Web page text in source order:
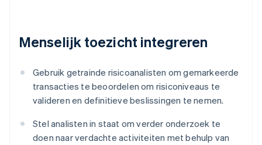
Menselijk toezicht integreren
Gebruik getrainde risicoanalisten om gemarkeerde
transacties te beoordelen om risiconiveaus te
valideren en definitieve beslissingen te nemen.
Stel analisten in staat om verder onderzoek te
doen naar verdachte activiteiten met behulp van